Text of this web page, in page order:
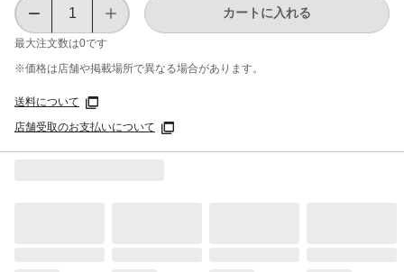
最大注文数は0です
カートに入れる
※価格は​店舗や​掲載場所で​異なる​場合が​あります。
送料について
店舗受取のお支払いについて